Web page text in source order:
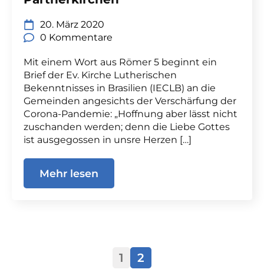
20. März 2020
0 Kommentare
Mit einem Wort aus Römer 5 beginnt ein
Brief der Ev. Kirche Lutherischen
Bekenntnisses in Brasilien (IECLB) an die
Gemeinden angesichts der Verschärfung der
Corona-Pandemie: „Hoffnung aber lässt nicht
zuschanden werden; denn die Liebe Gottes
ist ausgegossen in unsre Herzen […]
Mehr lesen
1 2